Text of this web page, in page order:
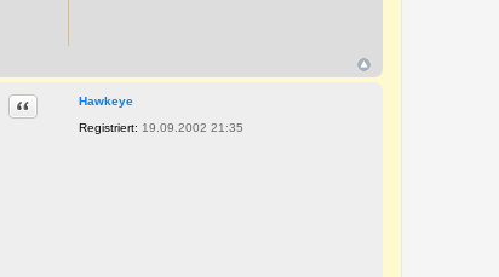
Hawkeye
Registriert: 19.09.2002 21:35
Zitat